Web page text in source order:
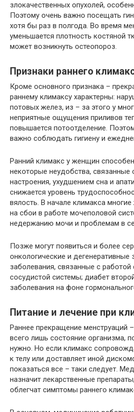
злокачественных опухолей,
Поэтому очень важно посещать
хотя бы раз в полгода. Во время
уменьшается плотность костяной
может возникнуть остеопороз.
Признаки раннего
Кроме основного признака –
раннему климаксу характерны:
потовых желез, из – за этого у
неприятные ощущения приливов
повышается потоотделение.
важно соблюдать гигиену и
Ранний климакс у женщин
некоторые неудобства, связанные
настроения, ухудшением сна и
снижается уровень
вялость. В начале климакса
на сбои в работе мочеполовой
недержанию мочи и проблемам в
Позже могут появиться и более
онкологические и дегенеративные
заболевания, связанные с работой
сосудистой системы; диабет
заболевания на фоне
Питание и лечение при
Раннее прекращение менструаций
всего лишь состояние организма,
нужно. Но если климакс
к телу или доставляет иной
показаться все – таки следует.
назначит лекарственные
облегчат симптомы раннего